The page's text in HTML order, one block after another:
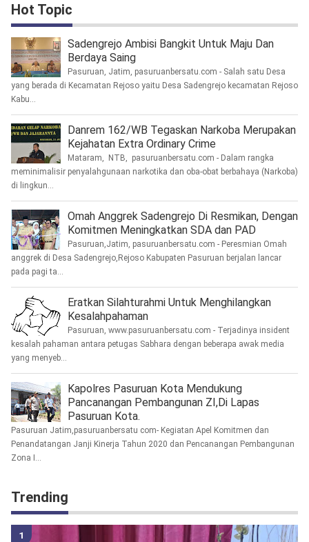
Hot Topic
Sadengrejo Ambisi Bangkit Untuk Maju Dan
Berdaya Saing
Pasuruan, Jatim, pasuruanbersatu.com - Salah satu Desa
yang berada di Kecamatan Rejoso yaitu Desa Sadengrejo kecamatan Rejoso
Kabu...
Danrem 162/WB Tegaskan Narkoba Merupakan
Kejahatan Extra Ordinary Crime
Mataram, NTB, pasuruanbersatu.com - Dalam rangka
meminimalisir penyalahgunaan narkotika dan oba-obat berbahaya (Narkoba)
di lingkun...
Omah Anggrek Sadengrejo Di Resmikan, Dengan
Komitmen Meningkatkan SDA dan PAD
Pasuruan,Jatim, pasuruanbersatu.com - Peresmian Omah
anggrek di Desa Sadengrejo,Rejoso Kabupaten Pasuruan berjalan lancar
pada pagi ta...
Eratkan Silahturahmi Untuk Menghilangkan
Kesalahpahaman
Pasuruan, www.pasuruanbersatu.com - Terjadinya insident
kesalah pahaman antara petugas Sabhara dengan beberapa awak media
yang menyeb...
Kapolres Pasuruan Kota Mendukung
Pancanangan Pembangunan ZI,Di Lapas
Pasuruan Kota.
Pasuruan Jatim,pasuruanbersatu com- Kegiatan Apel Komitmen dan
Penandatangan Janji Kinerja Tahun 2020 dan Pencanangan Pembangunan
Zona I...
Trending